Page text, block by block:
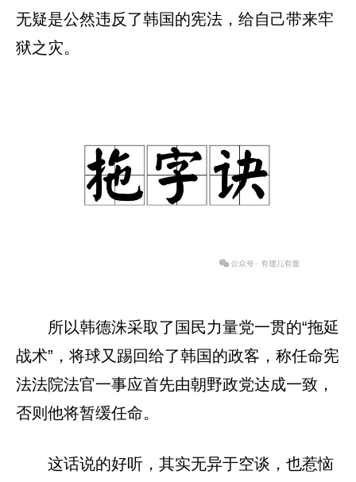
无疑是公然违反了韩国的宪法，给自己带来牢
狱之灾。
所以韩德洙采取了国民力量党一贯的“拖延
战术”，将球又踢回给了韩国的政客，称任命宪
法法院法官一事应首先由朝野政党达成一致，
否则他将暂缓任命。
这话说的好听，其实无异于空谈，也惹恼